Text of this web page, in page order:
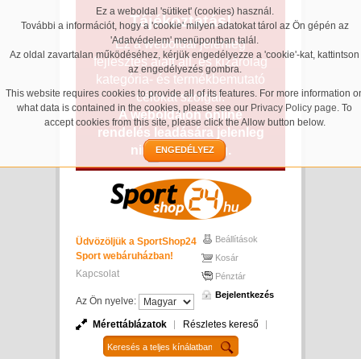
Ez a weboldal 'sütiket' (cookies) használ.
További a információt, hogy a 'cookie' milyen adatokat tárol az Ön gépén az
'Adatvédelem' menüpontban talál.
Az oldal zavartalan működéséhez, kérjük engedélyezze a 'cookie'-kat, kattintson
az engedélyezés gombra.
This website requires cookies to provide all of its features. For more information
what data is contained in the cookies, please see our Privacy Policy page. To
accept cookies from this site, please click the Allow button below.
ENGEDÉLYEZ
Tájékoztatás!
Ez a weboldal jelenleg
fejlesztés alatt áll, és kizárólag
kategória- és termékbemutató
célokat szolgál.
A weboldalon online
rendelés leadására jelenleg
nincs lehetőség.
Üdvözöljük a SportShop24
Sport webáruházban!
Kapcsolat
Az Ön nyelve:
Beállítások
Kosár
Pénztár
Bejelentkezés
Mérettáblázatok Részletes kereső